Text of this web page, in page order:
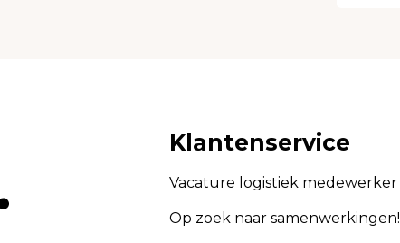
Klantenservice
Vacature logistiek medewerker
Op zoek naar samenwerkingen!